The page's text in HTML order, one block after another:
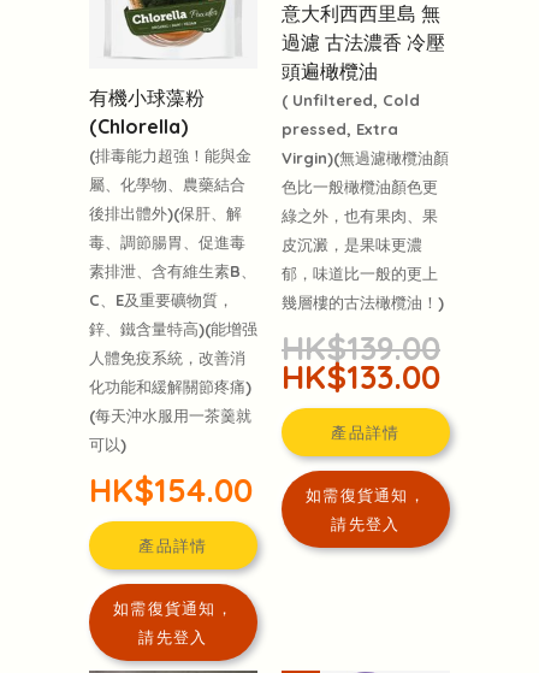
有機小球藻粉
(Chlorella)
(排毒能力超強！能與金
屬、化學物、農藥結合
後排出體外)(保肝、解
毒、調節腸胃、促進毒
素排泄、含有維生素B、
C、E及重要礦物質，
鋅、鐵含量特高)(能增强
人體免疫系統，改善消
化功能和緩解關節疼痛)
(每天沖水服用一茶羹就
可以)
HK$154.00
產品詳情
如需復貨通知，
請先登入
意大利西西里島 無
過濾 古法濃香 冷壓
頭遍橄欖油
( Unfiltered, Cold
pressed, Extra
Virgin)(無過濾橄欖油顏
色比一般橄欖油顏色更
綠之外，也有果肉、果
皮沉澱，是果味更濃
郁，味道比一般的更上
幾層樓的古法橄欖油！)
HK$139.00
HK$133.00
產品詳情
如需復貨通知，
請先登入